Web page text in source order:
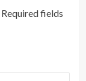
Required fields